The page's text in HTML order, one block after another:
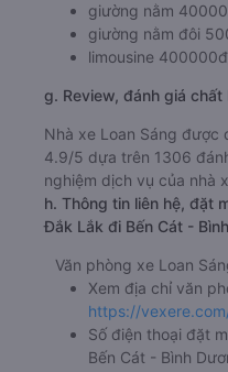
giường nằm
giường nằm đôi
limousine
g. Review, đánh giá
Nhà xe Loan Sáng được
4.9/5 dựa trên 1306
nghiệm dịch vụ của nhà
h. Thông tin liên hệ, đặt
Đắk Lắk đi Bến Cát -
Văn phòng xe Loan
Xem địa chỉ văn
https://
Số điện thoại đặt
Bến Cát - Bình